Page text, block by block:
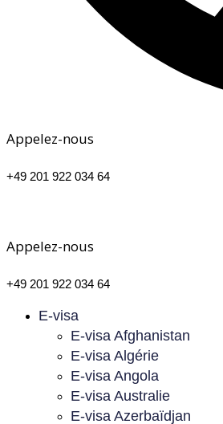
Appelez-nous
+49 201 922 034 64
Appelez-nous
+49 201 922 034 64
E-visa
E-visa Afghanistan
E-visa Algérie
E-visa Angola
E-visa Australie
E-visa Azerbaïdjan